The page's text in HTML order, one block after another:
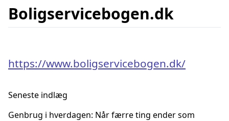
Boligservicebogen.dk
https://www.boligservicebogen.dk/
Seneste indlæg
Genbrug i hverdagen: Når færre ting ender som